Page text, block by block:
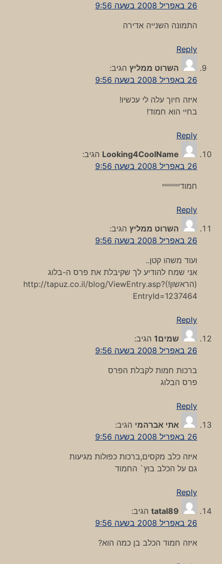
26 באפריל 2008 בשעה 9:56
התמונה השנייה אדירה
Reply
השרוט ממליץ הגיב:
26 באפריל 2008 בשעה 9:56
איזה חיוך עלה לי עכשיו!
בחיי הוא חמוד!
Reply
Looking4CoolName הגיב:
26 באפריל 2008 בשעה 9:56
חמודייייייייי
Reply
השרוט ממליץ הגיב:
26 באפריל 2008 בשעה 9:56
ועוד משהו קטן..
אני שמח להודיע לך שקיבלת את פרס ה-בלוג
(הראשון!)http://tapuz.co.il/blog/ViewEntry.asp?
EntryId=1237464
Reply
שמים1
הגיב:
26 באפריל 2008 בשעה 9:56
ברכות חמות לקבלת הפרס
פרס הבלוג
Reply
אתי אברהמי הגיב:
26 באפריל 2008 בשעה 9:56
איזה כלב מקסים,ברכות כפולות מגיעות
גם על הכלב בוץ` החמוד
Reply
tatal89 הגיב:
26 באפריל 2008 בשעה 9:56
איזה חמוד הכלב בן כמה הוא?